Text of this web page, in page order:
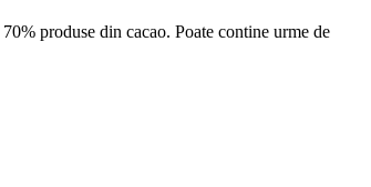
produse din cacao. Poate contine urme de